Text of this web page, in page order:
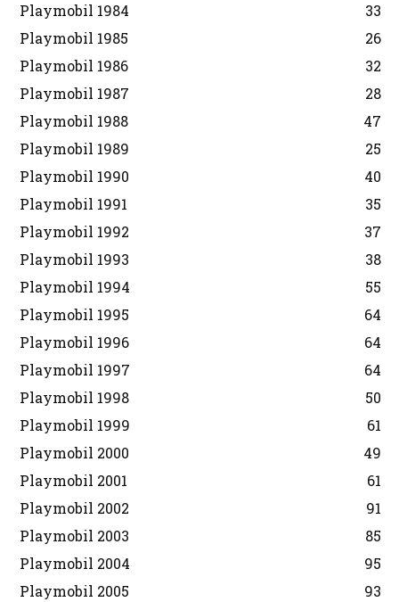
Playmobil 1984
33
Playmobil 1985
26
Playmobil 1986
32
Playmobil 1987
28
Playmobil 1988
47
Playmobil 1989
25
Playmobil 1990
40
Playmobil 1991
35
Playmobil 1992
37
Playmobil 1993
38
Playmobil 1994
55
Playmobil 1995
64
Playmobil 1996
64
Playmobil 1997
64
Playmobil 1998
50
Playmobil 1999
61
Playmobil 2000
49
Playmobil 2001
61
Playmobil 2002
91
Playmobil 2003
85
Playmobil 2004
95
Playmobil 2005
93